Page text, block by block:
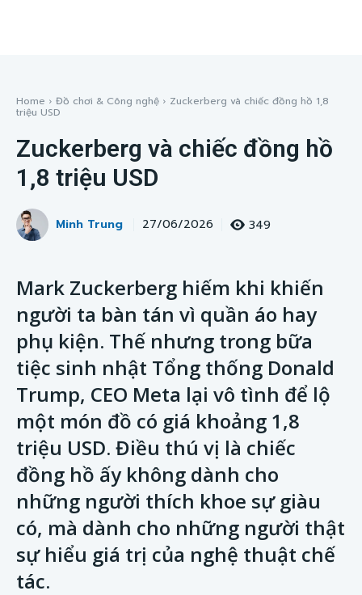
Home Đồ chơi & Công nghệ Zuckerberg và chiếc đồng hồ 1,8
triệu USD
Zuckerberg và chiếc đồng hồ
1,8 triệu USD
Minh Trung 27/06/2026 349
Mark Zuckerberg hiếm khi khiến
người ta bàn tán vì quần áo hay
phụ kiện. Thế nhưng trong bữa
tiệc sinh nhật Tổng thống Donald
Trump, CEO Meta lại vô tình để lộ
một món đồ có giá khoảng 1,8
triệu USD. Điều thú vị là chiếc
đồng hồ ấy không dành cho
những người thích khoe sự giàu
có, mà dành cho những người thật
sự hiểu giá trị của nghệ thuật chế
tác.